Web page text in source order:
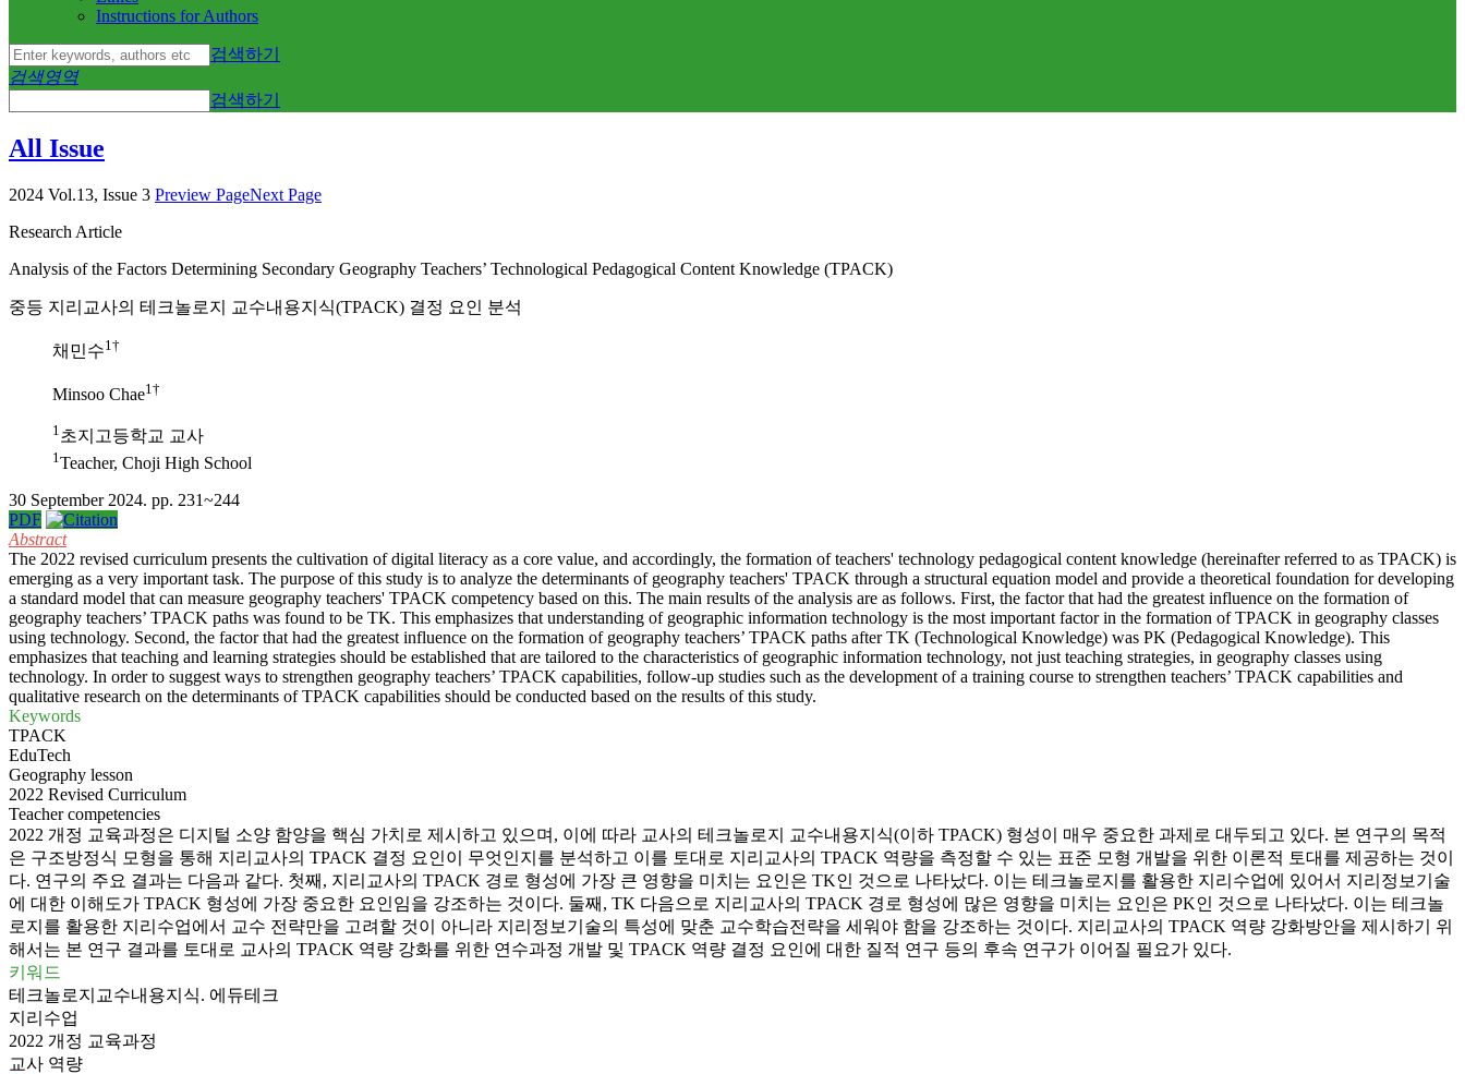
Instructions for Authors
검색하기
검색영역
검색하기
All Issue
2024 Vol.13, Issue 3 Preview PageNext Page
Research Article
Analysis of the Factors Determining Secondary Geography Teachers’ Technological Pedagogical Content Knowledge (TPACK)
중등 지리교사의 테크놀로지 교수내용지식(TPACK) 결정 요인 분석
채민수1†
Minsoo Chae1†
1초지고등학교 교사
1 Teacher, Choji High School
30 September 2024. pp. 231~244
PDF
Abstract
The 2022 revised curriculum presents the cultivation of digital literacy as a core value, and accordingly, the formation of teachers' technology pedagogical content knowledge (hereinafter referred to as TPACK) is
emerging as a very important task. The purpose of this study is to analyze the determinants of geography teachers' TPACK through a structural equation model and provide a theoretical foundation for developing
a standard model that can measure geography teachers' TPACK competency based on this. The main results of the analysis are as follows. First, the factor that had the greatest influence on the formation of
geography teachers’ TPACK paths was found to be TK. This emphasizes that understanding of geographic information technology is the most important factor in the formation of TPACK in geography classes
using technology. Second, the factor that had the greatest influence on the formation of geography teachers’ TPACK paths after TK (Technological Knowledge) was PK (Pedagogical Knowledge). This
emphasizes that teaching and learning strategies should be established that are tailored to the characteristics of geographic information technology, not just teaching strategies, in geography classes using
technology. In order to suggest ways to strengthen geography teachers’ TPACK capabilities, follow-up studies such as the development of a training course to strengthen teachers’ TPACK capabilities and
qualitative research on the determinants of TPACK capabilities should be conducted based on the results of this study.
Keywords
TPACK
EduTech
Geography lesson
2022 Revised Curriculum
Teacher competencies
2022 개정 교육과정은 디지털 소양 함양을 핵심 가치로 제시하고 있으며, 이에 따라 교사의 테크놀로지 교수내용지식(이하 TPACK) 형성이 매우 중요한 과제로 대두되고 있다. 본 연구의 목적
은 구조방정식 모형을 통해 지리교사의 TPACK 결정 요인이 무엇인지를 분석하고 이를 토대로 지리교사의 TPACK 역량을 측정할 수 있는 표준 모형 개발을 위한 이론적 토대를 제공하는 것이
다. 연구의 주요 결과는 다음과 같다. 첫째, 지리교사의 TPACK 경로 형성에 가장 큰 영향을 미치는 요인은 TK인 것으로 나타났다. 이는 테크놀로지를 활용한 지리수업에 있어서 지리정보기술
에 대한 이해도가 TPACK 형성에 가장 중요한 요인임을 강조하는 것이다. 둘째, TK 다음으로 지리교사의 TPACK 경로 형성에 많은 영향을 미치는 요인은 PK인 것으로 나타났다. 이는 테크놀
로지를 활용한 지리수업에서 교수 전략만을 고려할 것이 아니라 지리정보기술의 특성에 맞춘 교수학습전략을 세워야 함을 강조하는 것이다. 지리교사의 TPACK 역량 강화방안을 제시하기 위
해서는 본 연구 결과를 토대로 교사의 TPACK 역량 강화를 위한 연수과정 개발 및 TPACK 역량 결정 요인에 대한 질적 연구 등의 후속 연구가 이어질 필요가 있다.
키워드
테크놀로지교수내용지식. 에듀테크
지리수업
2022 개정 교육과정
교사 역량